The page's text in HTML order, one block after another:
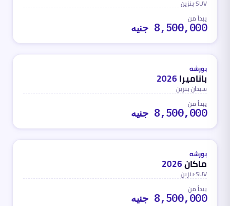
SUV
·بنزين
يبدأ من
8,500,000 جنيه
محدثمنذ شهر واحد تقريباً
بنزين
بورشه
باناميرا2026
سيدان·بنزين
يبدأ من
8,500,000 جنيه
محدثمنذ شهر واحد تقريباً
بنزين
بورشه
ماكان2026
SUV
·بنزين
يبدأ من
8,500,000 جنيه